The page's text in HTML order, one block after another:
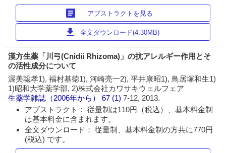
article アブストラクトを見る
download 全文ダウンロード(4.30MB)
漢方生薬「川弓(Cnidii Rhizoma)」の抗アレルギー作用とそ
の活性成分について
渥美聡孝1), 福村基徳1), 河崎亮一2), 平井康昭1), 鳥居塚和生1)
1)昭和大学薬学部, 2)株式会社カワサキウェルフェア
生薬学雑誌（2006年から）
67 (1)7-12, 2013.
アブストラクト： 従量制は110円（税込）、基本料金制
は基本料金に含まれます。
全文ダウンロード： 従量制、基本料金制の方共に770円
(税込) です。